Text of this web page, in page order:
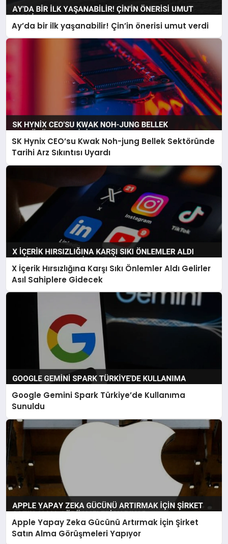
Ay’da bir ilk yaşanabilir! Çin’in önerisi umut verdi
SK Hynix CEO’su Kwak Noh-jung Bellek Sektöründe
Tarihi Arz Sıkıntısı Uyardı
X İçerik Hırsızlığına Karşı Sıkı Önlemler Aldı Gelirler
Asıl Sahiplere Gidecek
Google Gemini Spark Türkiye’de Kullanıma
Sunuldu
Apple Yapay Zeka Gücünü Artırmak İçin Şirket
Satın Alma Görüşmeleri Yapıyor